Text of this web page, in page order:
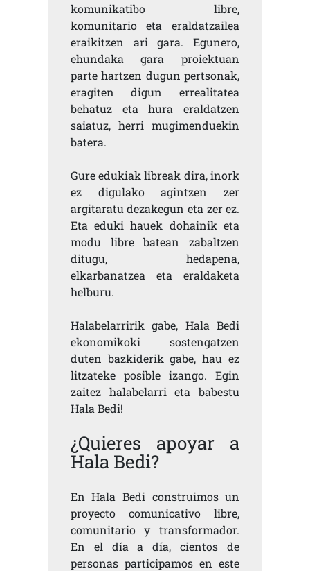
komunikatibo libre,
komunitario eta eraldatzailea
eraikitzen ari gara. Egunero,
ehundaka gara proiektuan
parte hartzen dugun pertsonak,
eragiten digun errealitatea
behatuz eta hura eraldatzen
saiatuz, herri mugimenduekin
batera.
Gure edukiak libreak dira, inork
ez digulako agintzen zer
argitaratu dezakegun eta zer ez.
Eta eduki hauek dohainik eta
modu libre batean zabaltzen
ditugu, hedapena,
elkarbanatzea eta eraldaketa
helburu.
Halabelarririk gabe, Hala Bedi
ekonomikoki sostengatzen
duten bazkiderik gabe, hau ez
litzateke posible izango. Egin
zaitez halabelarri eta babestu
Hala Bedi!
¿Quieres apoyar a
Hala Bedi?
En Hala Bedi construimos un
proyecto comunicativo libre,
comunitario y transformador.
En el día a día, cientos de
personas participamos en este